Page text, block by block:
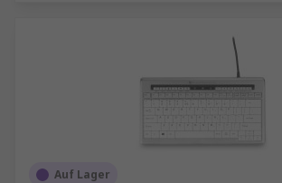
Auf Lager